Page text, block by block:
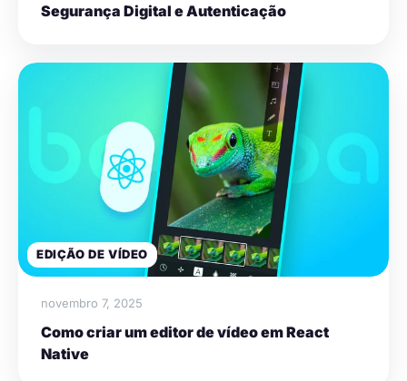
Segurança Digital e Autenticação
EDIÇÃO DE VÍDEO
novembro 7, 2025
Como criar um editor de vídeo em React
Native